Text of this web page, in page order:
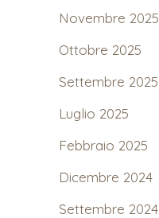
Novembre 2025
Ottobre 2025
Settembre 2025
Luglio 2025
Febbraio 2025
Dicembre 2024
Settembre 2024